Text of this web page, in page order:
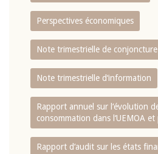
Perspectives économiques
Note trimestrielle de conjoncture
Note trimestrielle d‘information
Rapport annuel sur l‘évolution
consommation dans l‘UEMOA
Rapport d‘audit sur les états